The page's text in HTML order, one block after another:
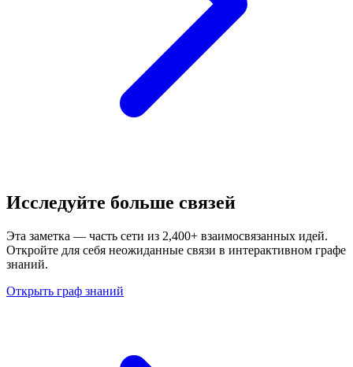
Исследуйте больше связей
Эта заметка — часть сети из 2,400+ взаимосвязанных идей.
Откройте для себя неожиданные связи в интерактивном графе
знаний.
Открыть граф знаний